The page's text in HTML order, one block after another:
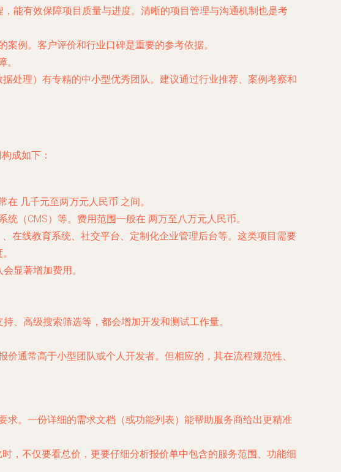
能有效保障项目质量与进度。清晰的项目管理与沟通机制也是考
例。客户评价和行业口碑是重要的参考依据。
处理）有专精的中小型优秀团队。建议通过行业推荐、案例考察和
成如下：
在 几千元至两万元人民币 之间。
统（CMS）等。费用范围一般在 两万至八万元人民币。
在线教育系统、社交平台、定制化企业管理后台等。这类项目需要
显著增加费用。
、高级搜索筛选等，都会增加开发和测试工作量。
通常高于小型团队或个人开发者。但相应的，其在流程规范性、
求。一份详细的需求文档（或功能列表）能帮助服务商给出更精准
，不仅要看总价，更要仔细分析报价单中包含的服务范围、功能细